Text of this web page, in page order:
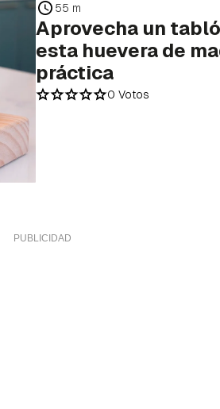
55 m
Aprovecha un
esta huevera de
práctica
0 Votos